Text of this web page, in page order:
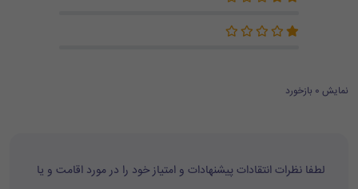
نمایش 0 بازخورد
لطفا نظرات انتقادات پیشنهادات و امتیاز خود را در مورد اقامت و یا